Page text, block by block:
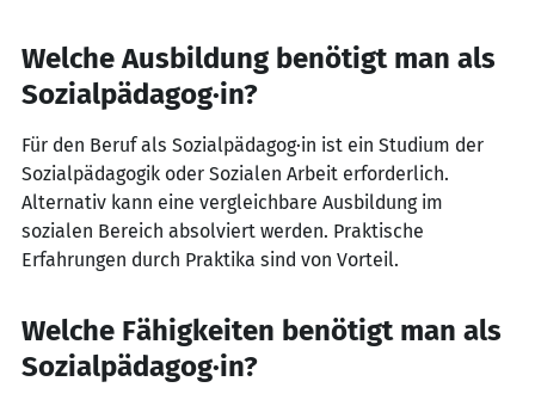
Welche Ausbildung benötigt man als
Sozialpädagog·in?
Für den Beruf als Sozialpädagog·in ist ein Studium der
Sozialpädagogik oder Sozialen Arbeit erforderlich.
Alternativ kann eine vergleichbare Ausbildung im
sozialen Bereich absolviert werden. Praktische
Erfahrungen durch Praktika sind von Vorteil.
Welche Fähigkeiten benötigt man als
Sozialpädagog·in?